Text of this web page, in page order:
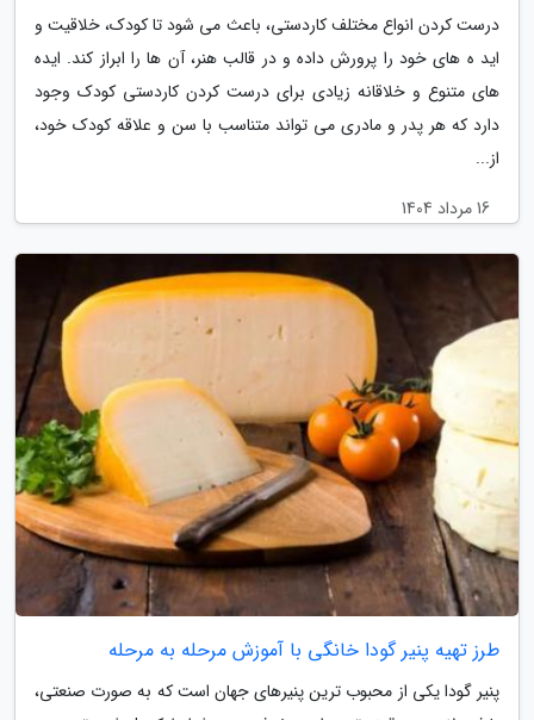
درست کردن انواع مختلف کاردستی، باعث می شود تا کودک، خلاقیت و
اید ه های خود را پرورش داده و در قالب هنر، آن ها را ابراز کند. ایده
های متنوع و خلاقانه زیادی برای درست کردن کاردستی کودک وجود
دارد که هر پدر و مادری می تواند متناسب با سن و علاقه کودک خود،
از...
16 مرداد 1404
طرز تهیه پنیر گودا خانگی با آموزش مرحله به مرحله
پنیر گودا یکی از محبوب ترین پنیرهای جهان است که به صورت صنعتی،